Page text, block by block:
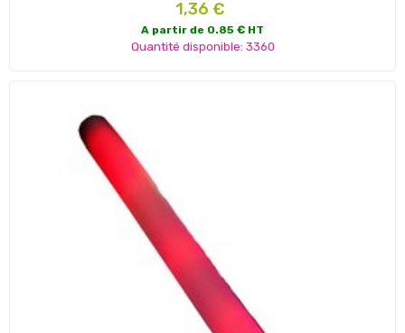
Prix
1,36 €
A partir de 0.85 € HT
Quantité disponible: 3360